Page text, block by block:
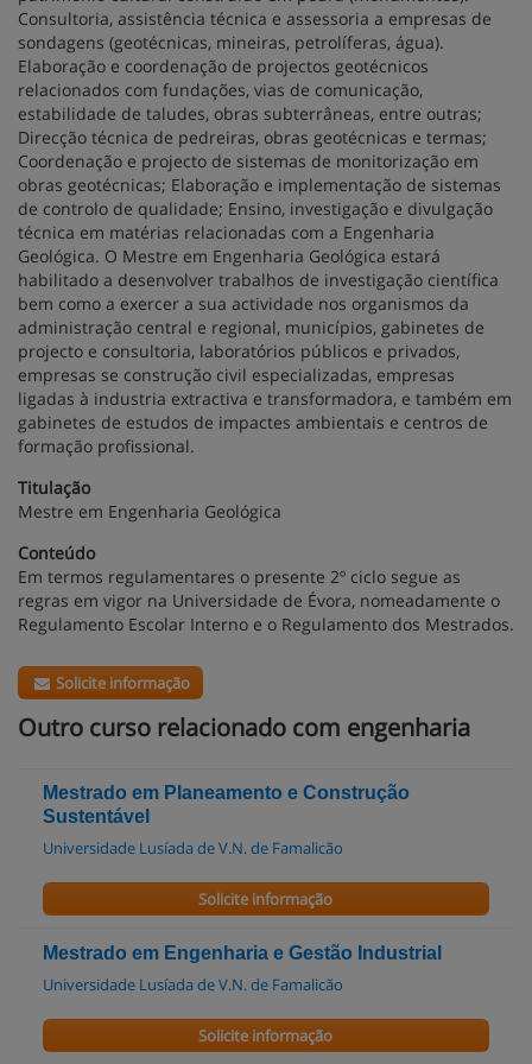
Consultoria, assistência técnica e assessoria a empresas de
sondagens (geotécnicas, mineiras, petrolíferas, água).
Elaboração e coordenação de projectos geotécnicos
relacionados com fundações, vias de comunicação,
estabilidade de taludes, obras subterrâneas, entre outras;
Direcção técnica de pedreiras, obras geotécnicas e termas;
Coordenação e projecto de sistemas de monitorização em
obras geotécnicas; Elaboração e implementação de sistemas
de controlo de qualidade; Ensino, investigação e divulgação
técnica em matérias relacionadas com a Engenharia
Geológica. O Mestre em Engenharia Geológica estará
habilitado a desenvolver trabalhos de investigação científica
bem como a exercer a sua actividade nos organismos da
administração central e regional, municípios, gabinetes de
projecto e consultoria, laboratórios públicos e privados,
empresas se construção civil especializadas, empresas
ligadas à industria extractiva e transformadora, e também em
gabinetes de estudos de impactes ambientais e centros de
formação profissional.
Titulação
Mestre em Engenharia Geológica
Conteúdo
Em termos regulamentares o presente 2º ciclo segue as
regras em vigor na Universidade de Évora, nomeadamente o
Regulamento Escolar Interno e o Regulamento dos Mestrados.
Solicite informação
Outro curso relacionado com engenharia
Mestrado em Planeamento e Construção
Sustentável
Universidade Lusíada de V.N. de Famalicão
Solicite informação
Mestrado em Engenharia e Gestão Industrial
Universidade Lusíada de V.N. de Famalicão
Solicite informação